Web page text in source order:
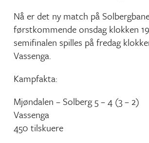
Nå er det ny match på
førstkommende onsdag klokken
semifinalen spilles på fredag
Vassenga.
Kampfakta:
Mjøndalen – Solberg 5 – 4 (3 – 2)
Vassenga
450 tilskuere